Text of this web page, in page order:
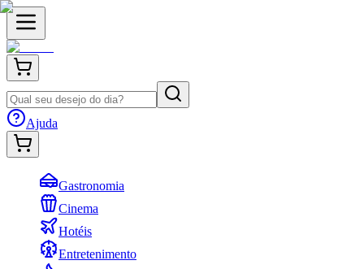
Ajuda
Gastronomia
Cinema
Hotéis
Entretenimento